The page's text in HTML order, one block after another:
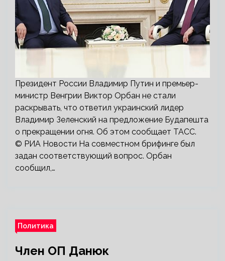
Президент России Владимир Путин и премьер-
министр Венгрии Виктор Орбан не стали
раскрывать, что ответил украинский лидер
Владимир Зеленский на предложение Будапешта
о прекращении огня. Об этом сообщает ТАСС.
© РИА Новости На совместном брифинге был
задан соответствующий вопрос. Орбан
сообщил,…
Политика
Член ОП Данюк